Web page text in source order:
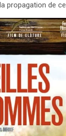
propagation de